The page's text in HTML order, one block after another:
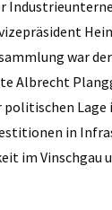
war der
Albrecht
Lage
in
im Vinschgau